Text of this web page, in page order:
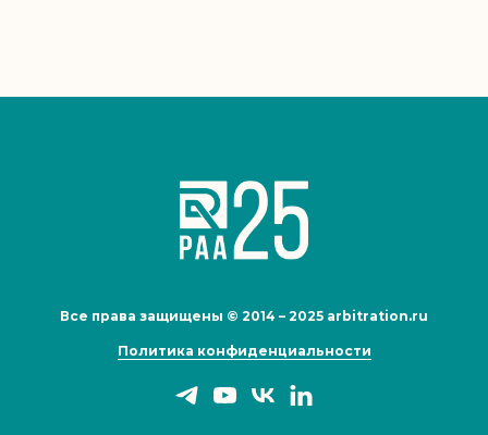
Все права защищены © 2014 – 2025 arbitration.ru
Политика конфиденциальности